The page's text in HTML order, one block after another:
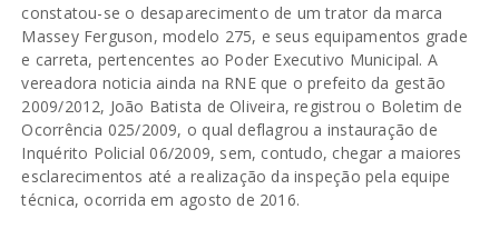
constatou-se o desaparecimento de um trator da marca
Massey Ferguson, modelo 275, e seus equipamentos grade
e carreta, pertencentes ao Poder Executivo Municipal. A
vereadora noticia ainda na RNE que o prefeito da gestão
2009/2012, João Batista de Oliveira, registrou o Boletim de
Ocorrência 025/2009, o qual deflagrou a instauração de
Inquérito Policial 06/2009, sem, contudo, chegar a maiores
esclarecimentos até a realização da inspeção pela equipe
técnica, ocorrida em agosto de 2016.